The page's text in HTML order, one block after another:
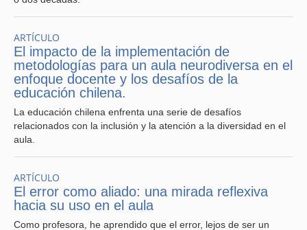
permitido elevar el compromiso de los estudiantes y
fomentar el pensamiento crítico. Esta transformación es
posible incluso en contextos de alta vulnerabilidad,
cuando se generan equipos docentes comprometidos y
redes de colaboración.
Los Liceos Bicentenario deben ser espacios donde se
experimente con nuevos diseños curriculares, uso
estratégico de tecnologías, integración de saberes locales
y enfoque de derechos. Innovar no es “modernizar por
moda”: es responder con pertinencia a los desafíos del
siglo XXI, formando jóvenes capaces de liderar, crear y
reconstruir el tejido social.
ARTÍCULO
El impacto de la implementación de
metodologías para un aula neurodiversa en el
enfoque docente y los desafíos de la
educación chilena.
La educación chilena enfrenta una serie de desafíos
relacionados con la inclusión y la atención a la diversidad en el
aula.
ARTÍCULO
El error como aliado: una mirada reflexiva
hacia su uso en el aula
Como profesora, he aprendido que el error, lejos de ser un